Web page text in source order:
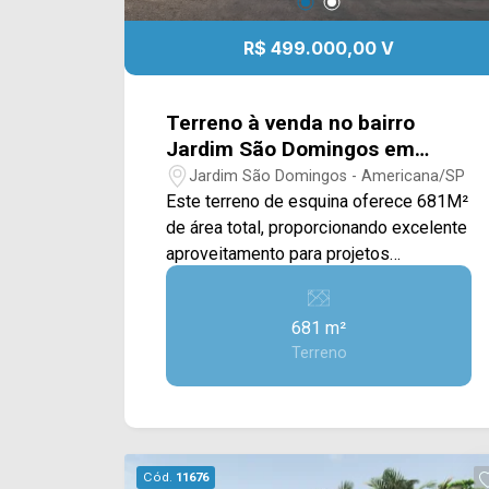
R$ 499.000,00 V
Terreno à venda no bairro
Jardim São Domingos em
Americana/SP
Jardim São Domingos - Americana/SP
Este terreno de esquina oferece 681M²
de área total, proporcionando excelente
aproveitamento para projetos
residenciais ou até mesmo para
investimento futuro. Com ótima
topografia e uma ampla área plana, o
imóvel permite diferentes
possibilidades construtivas,
ainda mais versatilidade ao projeto,
681 m²
Terreno
Cód. 11676